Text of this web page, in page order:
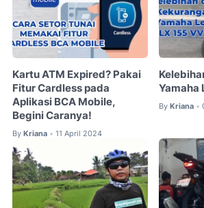
Kartu ATM Expired? Pakai
Fitur Cardless pada
Aplikasi BCA Mobile,
Begini Caranya!
By Kriana • 11 April 2024
Yamaha
By Kriana •